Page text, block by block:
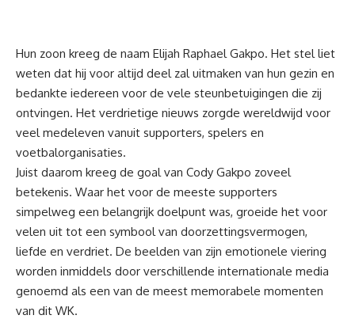
Hun zoon kreeg de naam Elijah Raphael Gakpo. Het stel liet
weten dat hij voor altijd deel zal uitmaken van hun gezin en
bedankte iedereen voor de vele steunbetuigingen die zij
ontvingen. Het verdrietige nieuws zorgde wereldwijd voor
veel medeleven vanuit supporters, spelers en
voetbalorganisaties.
Juist daarom kreeg de goal van Cody Gakpo zoveel
betekenis. Waar het voor de meeste supporters
simpelweg een belangrijk doelpunt was, groeide het voor
velen uit tot een symbool van doorzettingsvermogen,
liefde en verdriet. De beelden van zijn emotionele viering
worden inmiddels door verschillende internationale media
genoemd als een van de meest memorabele momenten
van dit WK.